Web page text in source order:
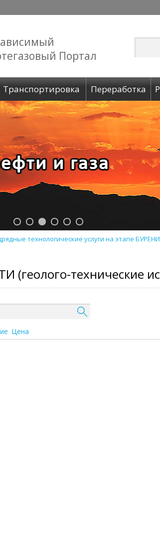
Портал
Транспортировка Переработка
технологические услуги на этапе
(геолого-технические
Цена